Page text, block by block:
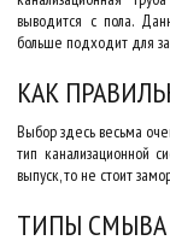
выводится с пола.
больше подходит для
КАК
Выбор здесь весьма
тип канализационной
выпуск, то не стоит
ТИПЫ СМЫВА